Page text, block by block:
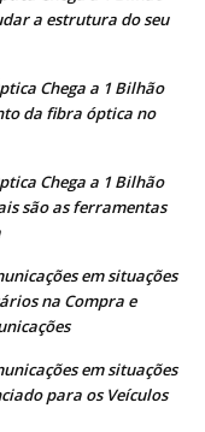
a estrutura do seu
Chega a 1 Bilhão
da fibra óptica no
Chega a 1 Bilhão
são as ferramentas
em situações
na Compra e
em situações
para os Veículos